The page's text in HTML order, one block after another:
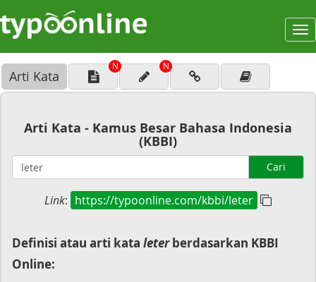
Arti Kata
N N
Arti Kata - Kamus Besar Bahasa Indonesia
(KBBI)
Cari
Link: https://typoonline.com/kbbi/leter
Definisi atau arti kata leterberdasarkan KBBI
Online: